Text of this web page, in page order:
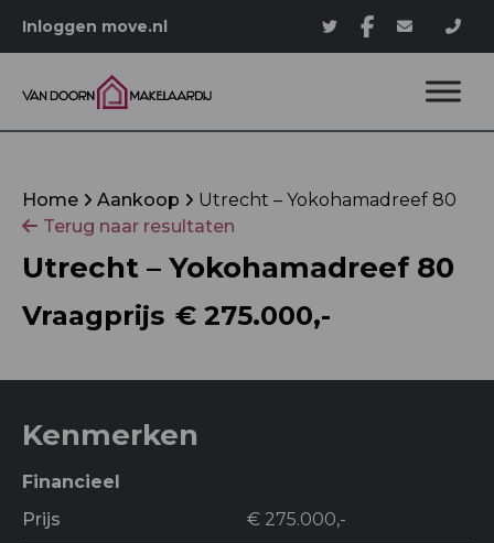
Inloggen move.nl
Home Aankoop
Utrecht – Yokohamadreef 80
Terug naar resultaten
Utrecht – Yokohamadreef 80
Vraagprijs € 275.000,-
Kenmerken
Financieel
Prijs
€ 275.000,-